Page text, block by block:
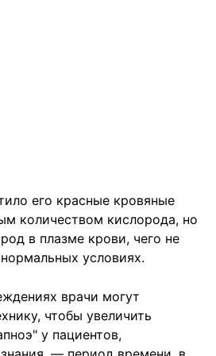
его красные кровяные
количеством кислорода, но
в плазме крови, чего не
условиях.
врачи могут
чтобы увеличить
у пациентов,